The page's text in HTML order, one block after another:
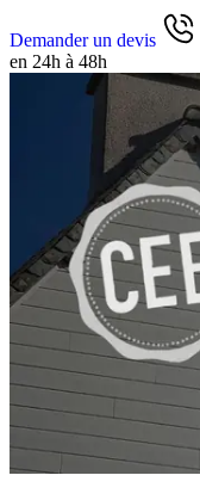
Demander un devis
en 24h à 48h